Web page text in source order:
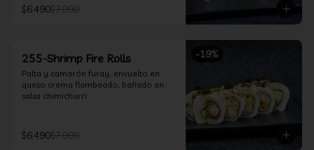
$6.490$7.990
-19%
255-Shrimp Fire Rolls
Palta y camarón furay, envuelto en
queso crema flambeado, bañado en
salsa chimichurri.
$6.490$7.990